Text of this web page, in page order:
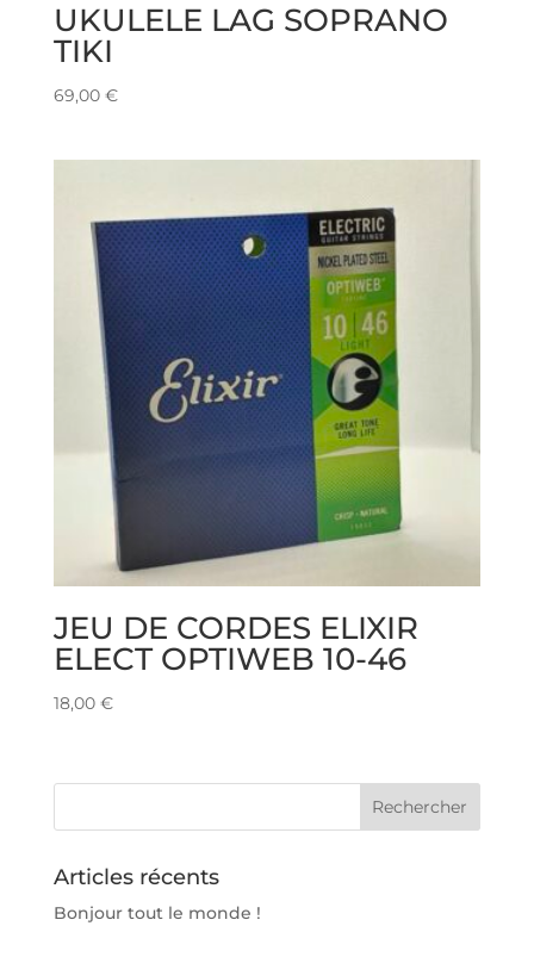
UKULELE LAG SOPRANO
TIKI
69,00 €
JEU DE CORDES ELIXIR
ELECT OPTIWEB 10-46
18,00 €
Articles récents
Bonjour tout le monde !